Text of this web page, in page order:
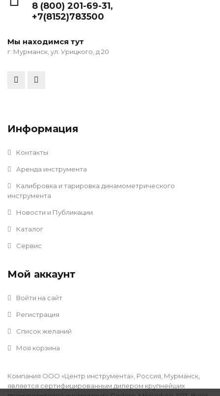
8 (800) 201-69-31,
+7(8152)783500
Мы находимся тут
г. Мурманск, ул. Урицкого, д 20
Информация
Контакты
Аренда инструмента
Калибровка и тарировка динамометрического
инструмента
Новости и Публикации
Каталог
Сервис
Мой аккаунт
Войти на сайт
Регистрация
Список желаний
Моя корзина
Компания ООО «Центр инструмента», Россия, Мурманск,
является сертифицированным дилером крупнейших